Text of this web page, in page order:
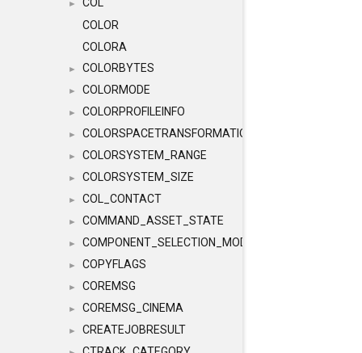
►
COLOR
COLORA
► COLORBYTES
► COLORMODE
► COLORPROFILEINFO
► COLORSPACETRANSFORMATION
► COLORSYSTEM_RANGE
► COLORSYSTEM_SIZE
► COL_CONTACT
► COMMAND_ASSET_STATE
► COMPONENT_SELECTION_MODES
► COPYFLAGS
► COREMSG
► COREMSG_CINEMA
► CREATEJOBRESULT